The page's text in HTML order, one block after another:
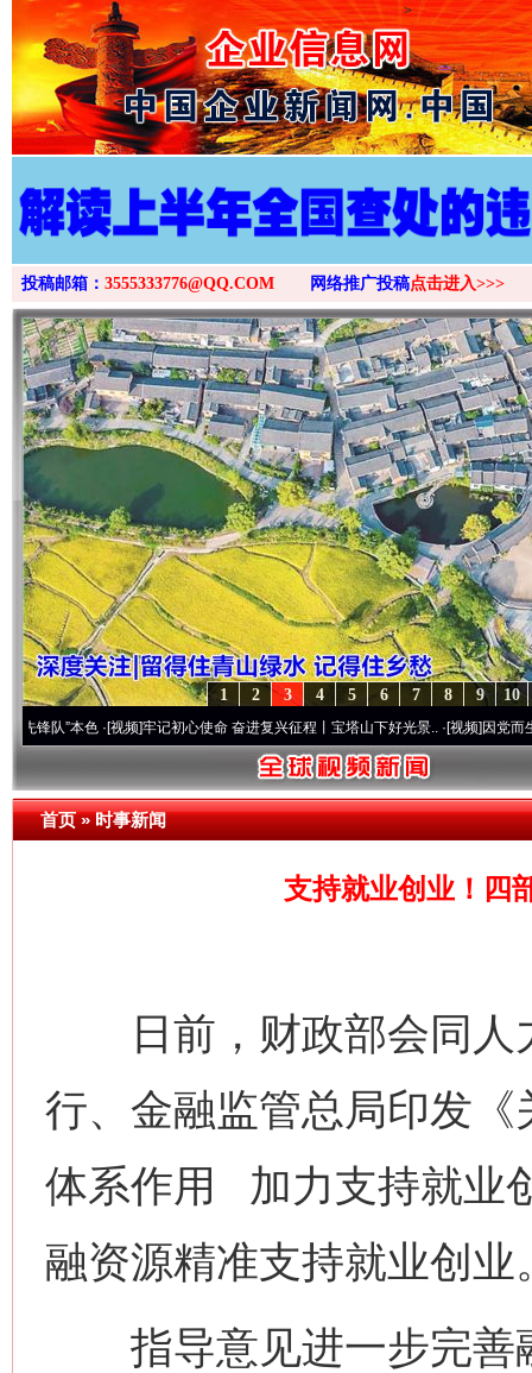
>
投稿邮箱： 3555333776@QQ.COM 网络推广投稿点击进入>>>
10
9
8
7
6
5
4
3
2
1
本色·[视频]牢记初心使命 奋进复兴征程丨宝塔山下好光景..·[视频]因党而生 为党而
首页»时事新闻
支持就业创业！四
日前，财政部会同人
行、金融监管总局印发
体系作用 加力支持就业
融资源精准支持就业创业
指导意见进一步完善